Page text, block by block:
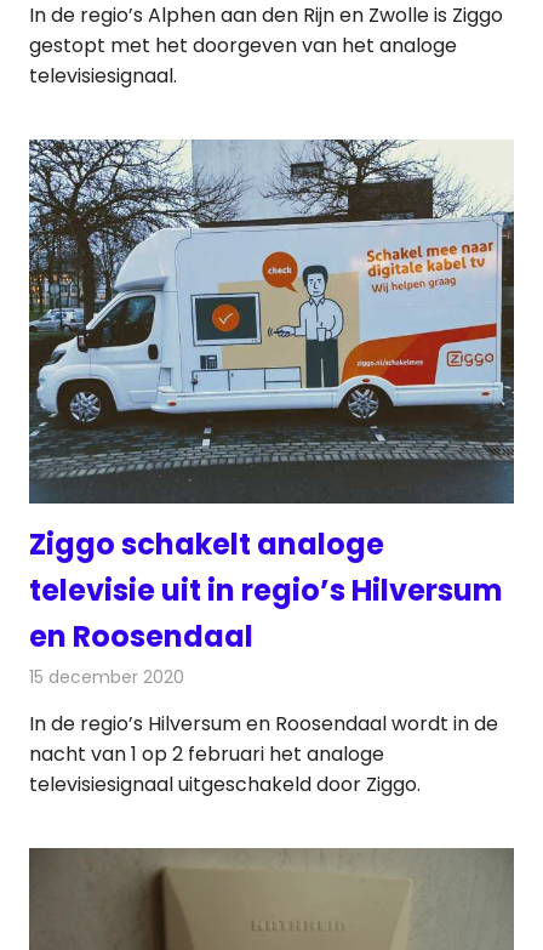
In de regio’s Alphen aan den Rijn en Zwolle is Ziggo
gestopt met het doorgeven van het analoge
televisiesignaal.
Ziggo schakelt analoge
televisie uit in regio’s Hilversum
en Roosendaal
15 december 2020
In de regio’s Hilversum en Roosendaal wordt in de
nacht van 1 op 2 februari het analoge
televisiesignaal uitgeschakeld door Ziggo.